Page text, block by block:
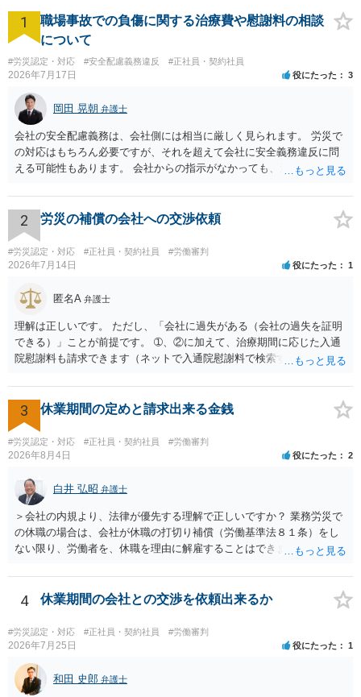
1
職場事故での負傷に関する治療費や慰謝料の相談
について
#労災認定・対応 #安全配慮義務違反 #正社員・契約社員
2026年7月17日 役にたった 3
岡田 晃朝 弁護士
会社の安全配慮義務は、会社側には相当に厳しく見られます。 労災で
の対応はもちろん必要ですが、それを超えて会社に安全義務違反に問
える可能性もあります。 会社からの指示がなかっても、逆に危険な作
実地指導をしていないことが問題になった事例もあります。ですの
で、指示が無ければ免責されるわけではありません。責任追及の交渉
となるでしょう。
2 労災の補償の会社への交渉依頼
#労災認定・対応 #正社員・契約社員 #労働審判
2026年7月14日 役にたった 1
匿名A 弁護士
理解は正しいです。 ただし、「会社に過失がある（会社の過失を証明
できる）」ことが前提です。 ➀、②に加えて、治療期間に応じた入通
院慰謝料も請求できます（ネットで入通院慰謝料で検索すると詳しい
後遺障害慰謝料も請求できます。これらは後遺障害の等級、あなたの
収入、年齢等で大きく変わりますので一般的にいくらとは言えませ
ん。 弁護士に依頼する費用はそれぞれの弁護士で異なるので個別に聞
いてみるしかありませんが、旧日弁連規準を使った着手金・成功報酬
方式と着手金ゼロまたは少額で成功報酬大目の方式のどちらかが多い
弁護士に直接面談で相談されることをお勧めします。
3 休業期間の定めと請求出来る金銭
#労災認定・対応 #正社員・契約社員 #労働審判
2026年8月4日 役にたった 2
白井 弘昭 弁護士
＞会社の内規より、法律が優先する理解で正しいですか？ 業務労災で
の休職の場合は、会社が休職の打切り補償（労働基準法８１条）をし
ない限り、労働者を、休職を理由に解雇することはできません（労働
期間満了による退職は、業務労災への適用はありませんので、ご安心
ください。 仮に会社が打切り補償をせずに解雇した場合は、不当解雇
に、受け取れる金銭はありますでしょうか？ 業務労災の場合は、会社
の安全配慮義務違反が認められると解されますので、会社の損害賠償
責任（治療費、通院慰謝料、入院費、入院慰謝料、後遺障害慰謝料、
逸失利益等）が認められる可能性が高いと思われます。 また、業務労
災での第三者行為傷害（同僚の不注意等による事故）の場合は、当該
4 休業期間の会社との交渉を依頼出来るか
#労災認定・対応 #正社員・契約社員 #労働審判
2026年7月25日 役にたった 1
和田 史郎 弁護士